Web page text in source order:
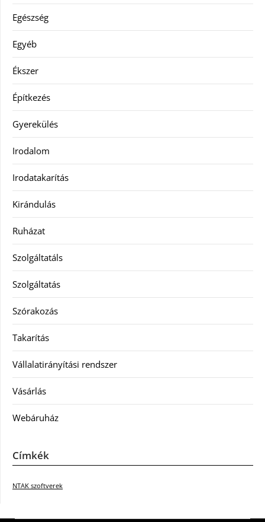
Egészség
Egyéb
Ékszer
Építkezés
Gyerekülés
Irodalom
Irodatakarítás
Kirándulás
Ruházat
Szolgáltatáls
Szolgáltatás
Szórakozás
Takarítás
Vállalatirányítási rendszer
Vásárlás
Webáruház
Címkék
NTAK szoftverek